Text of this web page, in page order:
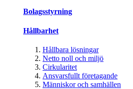
Bolagsstyrning
Hållbarhet
Hållbara lösningar
Netto noll och miljö
Cirkularitet
Ansvarsfullt företagande
Människor och samhällen